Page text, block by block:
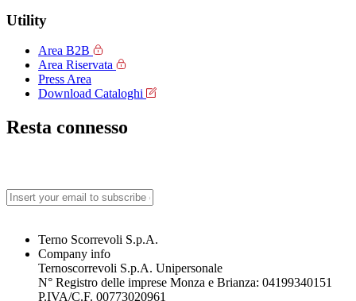
Utility
Area B2B
Area Riservata
Press Area
Download Cataloghi
Resta connesso
Terno Scorrevoli S.p.A.
Company info
Ternoscorrevoli S.p.A. Unipersonale
N° Registro delle imprese Monza e Brianza: 04199340151
P.IVA/C.F. 00773020961